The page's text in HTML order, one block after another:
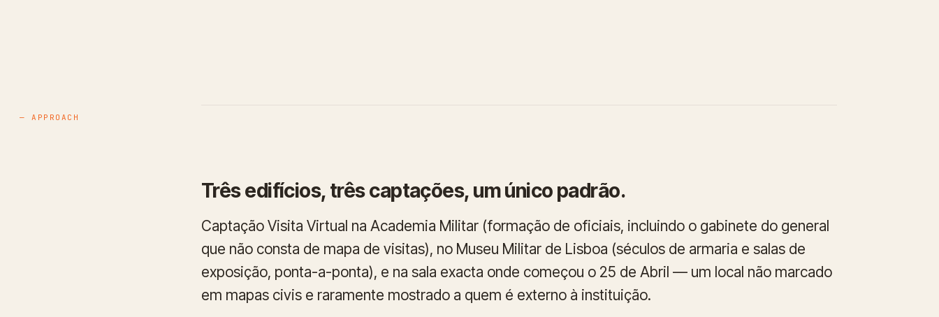
— APPROACH
Três edifícios, três captações, um único padrão.
Captação Visita Virtual na Academia Militar (formação de oficiais, incluindo o gabinete do general
que não consta de mapa de visitas), no Museu Militar de Lisboa (séculos de armaria e salas de
exposição, ponta-a-ponta), e na sala exacta onde começou o 25 de Abril — um local não marcado
em mapas civis e raramente mostrado a quem é externo à instituição.